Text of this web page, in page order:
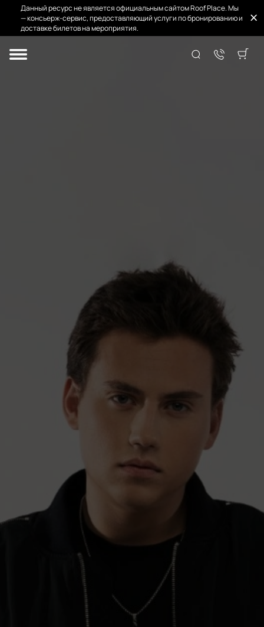
Данный ресурс не является официальным сайтом Roof Place. Мы
— консьерж-сервис, предоставляющий услуги по бронированию и
доставке билетов на мероприятия.